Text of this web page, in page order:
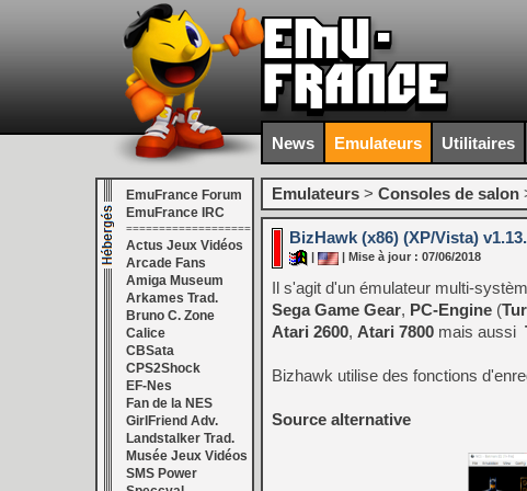
News Emulateurs Utilitaires
EmuFrance Forum
EmuFrance IRC
===================
Actus Jeux Vidéos
Arcade Fans
Amiga Museum
Arkames Trad.
Bruno C. Zone
Calice
CBSata
CPS2Shock
EF-Nes
Fan de la NES
GirlFriend Adv.
Landstalker Trad.
Musée Jeux Vidéos
SMS Power
Emulateurs > Consoles de salon
BizHawk (x86) (XP/Vista)
| Mise à jour : 07/06/2018
Il s'agit d'un émulateur multi-
Sega Game Gear, PC-Engine (
Atari 2600, Atari 7800 mais aussi
Bizhawk utilise des fonctions
Source alternative